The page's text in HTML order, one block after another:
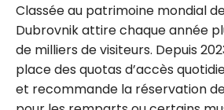
Classée au patrimoine mondial de
Dubrovnik attire chaque année
de milliers de visiteurs. Depuis
place des quotas d’accès
et recommande la réservation